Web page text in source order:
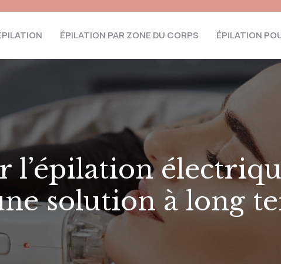
ÉPILATION PAR ZONE DU CORPS ÉPILATION
l’épilation
solution à long